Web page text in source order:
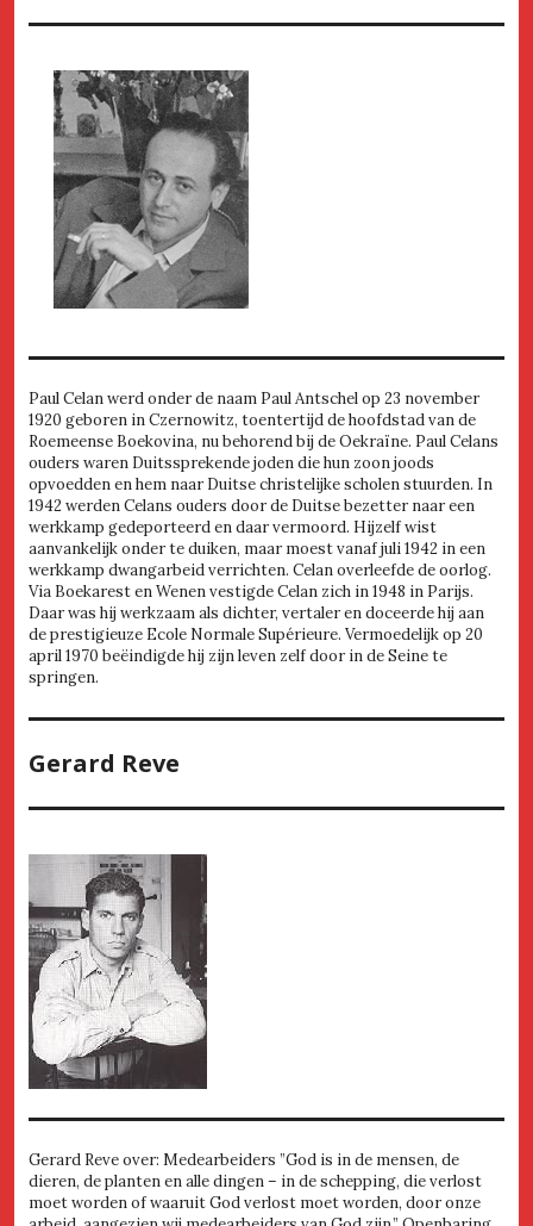
Paul Celan werd onder de naam Paul Antschel op 23 november
1920 geboren in Czernowitz, toentertijd de hoofdstad van de
Roemeense Boekovina, nu behorend bij de Oekraïne. Paul Celans
ouders waren Duitssprekende joden die hun zoon joods
opvoedden en hem naar Duitse christelijke scholen stuurden. In
1942 werden Celans ouders door de Duitse bezetter naar een
werkkamp gedeporteerd en daar vermoord. Hijzelf wist
aanvankelijk onder te duiken, maar moest vanaf juli 1942 in een
werkkamp dwangarbeid verrichten. Celan overleefde de oorlog.
Via Boekarest en Wenen vestigde Celan zich in 1948 in Parijs.
Daar was hij werkzaam als dichter, vertaler en doceerde hij aan
de prestigieuze Ecole Normale Supérieure. Vermoedelijk op 20
april 1970 beëindigde hij zijn leven zelf door in de Seine te
springen.
Gerard Reve
Gerard Reve over: Medearbeiders ”God is in de mensen, de
dieren, de planten en alle dingen – in de schepping, die verlost
moet worden of waaruit God verlost moet worden, door onze